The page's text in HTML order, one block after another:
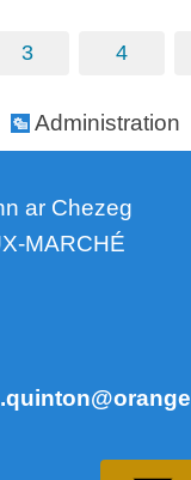
3 4
Administration
ar Chezeg
MARCHÉ